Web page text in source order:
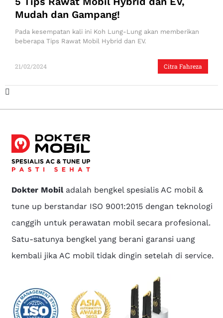
Mudah dan Gampang!
Citra Fahreza
21/02/2024
Pada kesempatan kali ini Koh Lung-Lung akan memberikan
beberapa Tips Rawat Mobil Hybrid dan EV.
Dokter Mobiladalah bengkel spesialis AC mobil &
tune up berstandar ISO 9001:2015 dengan teknologi
canggih untuk perawatan mobil secara profesional.
Satu-satunya bengkel yang berani garansi uang
kembali jika AC mobil tidak dingin setelah di service.